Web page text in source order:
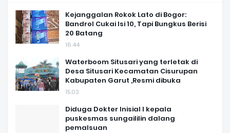
Kejanggalan Rokok Lato di Bogor:
Bandrol Cukai Isi 10, Tapi Bungkus Berisi
20 Batang
16.44
Waterboom Situsari yang terletak di
Desa Situsari Kecamatan Cisurupan
Kabupaten Garut ,Resmi dibuka
15.03
Diduga Dokter Inisial I kepala
puskesmas sungaililin dalang
pemalsuan